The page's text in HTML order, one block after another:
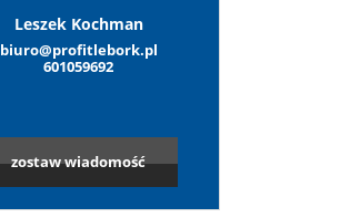
Leszek Kochman
biuro@profitlebork.pl
601059692
zostaw wiadomość